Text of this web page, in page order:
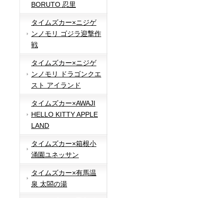
BORUTO 忍里
タイムズカー×ニジゲ
ンノモリ ゴジラ迎撃作
戦
タイムズカー×ニジゲ
ンノモリ ドラゴンクエ
スト アイランド
タイムズカー×AWAJI
HELLO KITTY APPLE
LAND
タイムズカー×箱根小
涌園ユネッサン
タイムズカー×有馬温
泉 太閤の湯